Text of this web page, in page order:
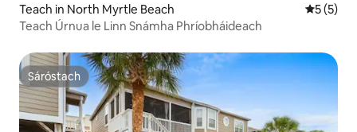
Teach in North Myrtle Beach
5 (5)
Teach Úrnua le Linn Snámha Phríobháideach
Sáróstach
Sáróstach